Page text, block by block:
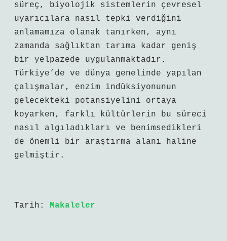
süreç, biyolojik sistemlerin çevresel
uyarıcılara nasıl tepki verdiğini
anlamamıza olanak tanırken, aynı
zamanda sağlıktan tarıma kadar geniş
bir yelpazede uygulanmaktadır.
Türkiye’de ve dünya genelinde yapılan
çalışmalar, enzim indüksiyonunun
gelecekteki potansiyelini ortaya
koyarken, farklı kültürlerin bu süreci
nasıl algıladıkları ve benimsedikleri
de önemli bir araştırma alanı haline
gelmiştir.
Tarih: Makaleler